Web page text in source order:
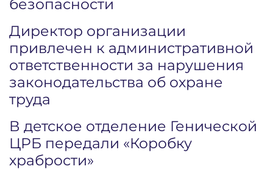
безопасности
Директор организации
привлечен к административной
ответственности за нарушения
законодательства об охране
труда
В детское отделение Генической
ЦРБ передали «Коробку
храбрости»